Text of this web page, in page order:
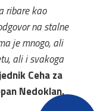
ribare kao
na stalne
je mnogo, ali
ali i svakoga
Ceha za
Nedoklan.